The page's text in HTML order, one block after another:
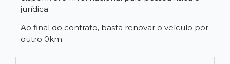
jurídica.
Ao final do contrato, basta renovar o veículo por
outro 0km.